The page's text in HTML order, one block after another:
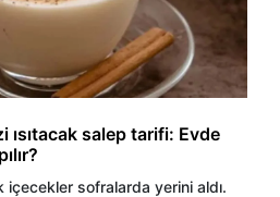
salep tarifi: Evde
içecekler sofralarda yerini aldı.